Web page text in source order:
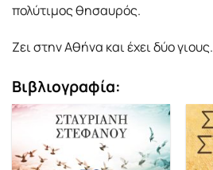
πολύτιμος θησαυρός.
Ζει στην Αθήνα και έχει δύο γιους.
Βιβλιογραφία: